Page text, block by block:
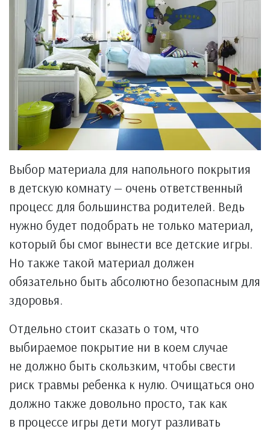
Выбор материала для напольного покрытия
в детскую комнату — очень ответственный
процесс для большинства родителей. Ведь
нужно будет подобрать не только материал,
который бы смог вынести все детские игры.
Но также такой материал должен
обязательно быть абсолютно безопасным для
здоровья.
Отдельно стоит сказать о том, что
выбираемое покрытие ни в коем случае
не должно быть скользким, чтобы свести
риск травмы ребенка к нулю. Очищаться оно
должно также довольно просто, так как
в процессе игры дети могут разливать